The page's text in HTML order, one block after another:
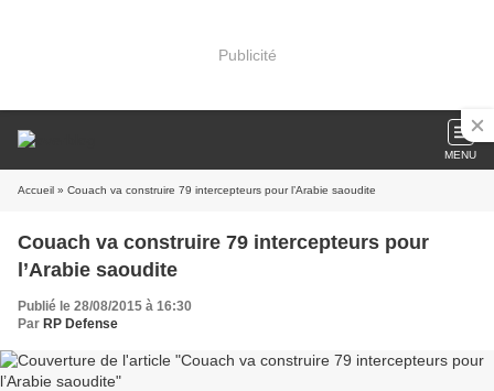
Publicité
MENU
Accueil » Couach va construire 79 intercepteurs pour l’Arabie saoudite
Couach va construire 79 intercepteurs pour
l’Arabie saoudite
Publié le 28/08/2015 à 16:30
Par RP Defense